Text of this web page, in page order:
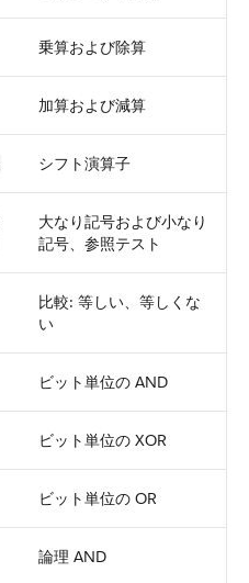
乗算および除算
加算および減算
シフト演算子
大なり記号および小なり
記号、参照テスト
比較: 等しい、等しくな
い
ビット単位の AND
ビット単位の XOR
ビット単位の OR
論理 AND